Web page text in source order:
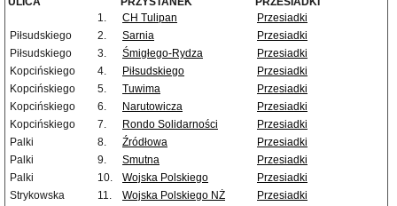
1.
CH Tulipan
Przesiadki
Piłsudskiego
2. Sarnia
Przesiadki
Piłsudskiego
3. Śmigłego-Rydza
Przesiadki
Kopcińskiego
4. Piłsudskiego
Przesiadki
Kopcińskiego
5. Tuwima
Przesiadki
Kopcińskiego
6. Narutowicza
Przesiadki
Kopcińskiego
7. Rondo Solidarności
Przesiadki
Palki
8. Źródłowa
Przesiadki
Palki
9. Smutna
Przesiadki
Palki
10. Wojska Polskiego
Przesiadki
Strykowska
11. Wojska Polskiego NŻ
Przesiadki